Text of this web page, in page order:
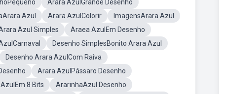
Arara AzulGrande Desenho
Azul Arara AzulColorir
ImagensArara Azul
Azul Simples
Araea AzulEm Desenho
Desenho SimplesBonito Arara Azul
Desenho Arara AzulCom Raiva
Arara AzulPássaro Desenho
8 Bits
ArarinhaAzul Desenho